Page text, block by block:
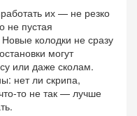
их — не резко
не пустая
колодки не сразу
могут
или даже сколам.
нет ли скрипа,
то не так — лучше